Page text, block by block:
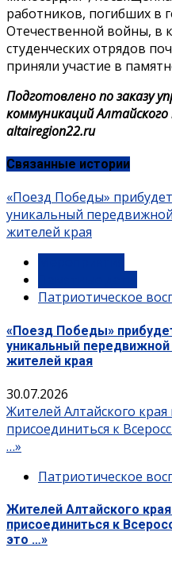
работников, погибших в
Отечественной войны, в
студенческих отрядов
приняли участие в
Подготовлено по заказу
коммуникаций
altairegion22.ru
Связанные истории
«Поезд Победы»
уникальный
жителей края
Патриотическое
«Поезд Победы»
уникальный
жителей края
30.07.2026
Жителей Алтайского
присоединиться к
…»
Патриотическое
Жителей Алтайского
присоединиться к
это …»